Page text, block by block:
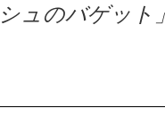
シュのバゲット